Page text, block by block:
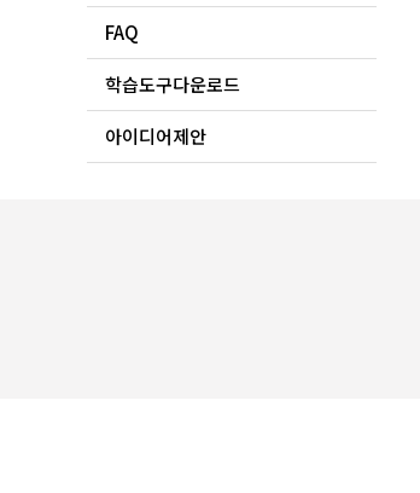
FAQ
학습도구다운로드
아이디어제안